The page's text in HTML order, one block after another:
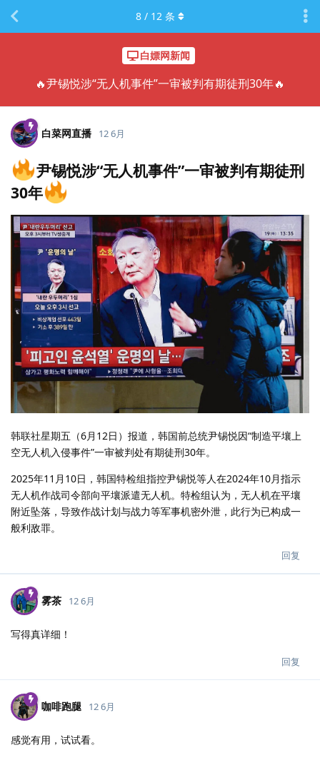
白嫖网新闻
🔥尹锡悦涉“无人机事件”一审被判有期徒刑30年🔥
8 / 12 条
白菜网直播 12 6月
尹锡悦涉“无人机事件”一审被判有期徒刑
30年
韩联社星期五（6月12日）报道，韩国前总统尹锡悦因“制造平壤上
空无人机入侵事件”一审被判处有期徒刑30年。
2025年11月10日，韩国特检组指控尹锡悦等人在2024年10月指示
无人机作战司令部向平壤派遣无人机。特检组认为，无人机在平壤
附近坠落，导致作战计划与战力等军事机密外泄，此行为已构成一
般利敌罪。
回复
雾茶 12 6月
写得真详细！
回复
咖啡跑腿 12 6月
感觉有用，试试看。